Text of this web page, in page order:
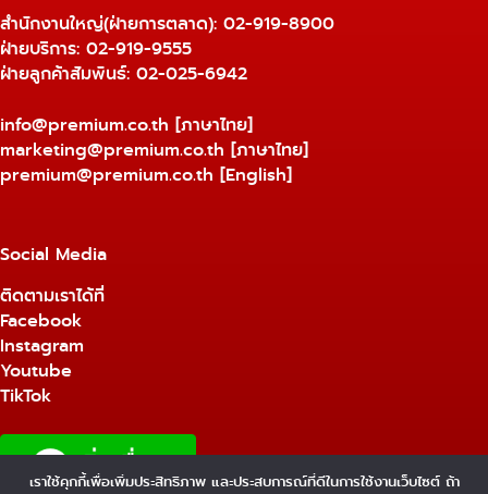
สำนักงานใหญ่(ฝ่ายการตลาด): 02-919-8900
ฝ่ายบริการ: 02-919-9555
ฝ่ายลูกค้าสัมพันธ์: 02-025-6942
info@premium.co.th [ภาษาไทย]
marketing@premium.co.th [ภาษาไทย]
premium@premium.co.th [English]
Social Media
ติดตามเราได้ที่
Facebook
Instagram
Youtube
TikTok
เราใช้คุกกี้เพื่อเพิ่มประสิทธิภาพ และประสบการณ์ที่ดีในการใช้งานเว็บไซต์ ถ้า
1